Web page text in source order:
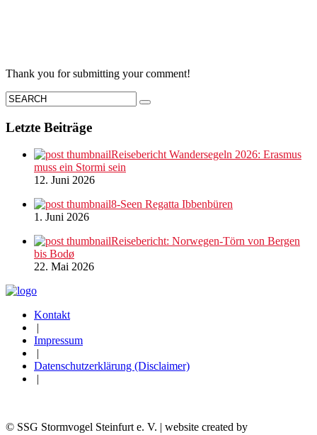
Thank you for submitting your comment!
Letzte Beiträge
Reisebericht Wandersegeln 2026: Erasmus
muss ein Stormi sein
12. Juni 2026
8-Seen Regatta Ibbenbüren
1. Juni 2026
Reisebericht: Norwegen-Törn von Bergen
bis Bodø
22. Mai 2026
Kontakt
|
Impressum
|
Datenschutzerklärung (Disclaimer)
|
© SSG Stormvogel Steinfurt e. V. | website created by